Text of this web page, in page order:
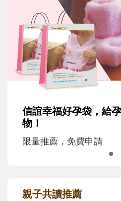
信誼幸福好孕袋，給
物！
限量推薦，免費申請
親子共讀推薦